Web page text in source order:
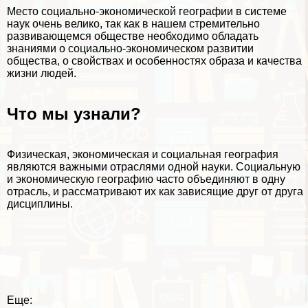
Место социально-экономической географии в системе
наук очень велико, так как в нашем стремительно
развивающемся обществе необходимо обладать
знаниями о социально-экономическом развитии
общества, о свойствах и особенностях образа и качества
жизни людей.
Что мы узнали?
Физическая, экономическая и социальная география
являются важными отраслями одной науки. Социальную
и экономическую географию часто объединяют в одну
отрасль, и рассматривают их как зависящие друг от друга
дисциплины.
Еще: